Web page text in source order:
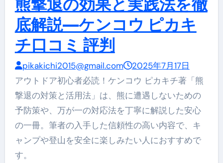
熊撃退の効果と実践法を徹
底解説—ケンコウ ピカキ
チ口コミ 評判
pikakichi2015@gmail.com
2025年7月17日
アウトドア初心者必読！ケンコウ ピカキチ著「熊
撃退の対策と活用法」は、熊に遭遇しないための
予防策や、万が一の対応法を丁寧に解説した安心
の一冊。筆者の入手した信頼性の高い内容で、キ
ャンプや登山を安全に楽しみたい人におすすめで
す。